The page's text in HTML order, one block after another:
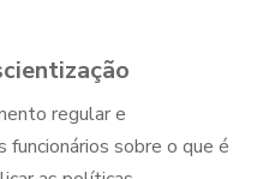
regular e
funcionários sobre o que é